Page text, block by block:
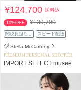
¥124,700送料込
10%OFF ¥139,700
関税負担なし スピード配送
Stella McCartney
PREMIUM PERSONAL SHOPPER
IMPORT SELECT musee